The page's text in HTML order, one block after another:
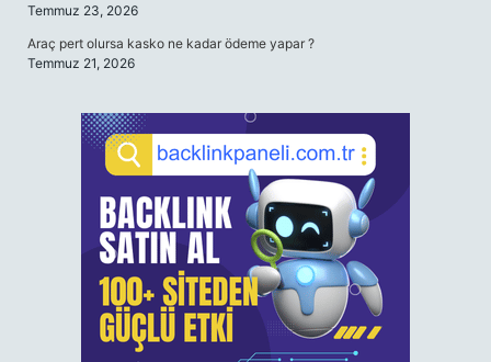
Temmuz 23, 2026
Araç pert olursa kasko ne kadar ödeme yapar ?
Temmuz 21, 2026